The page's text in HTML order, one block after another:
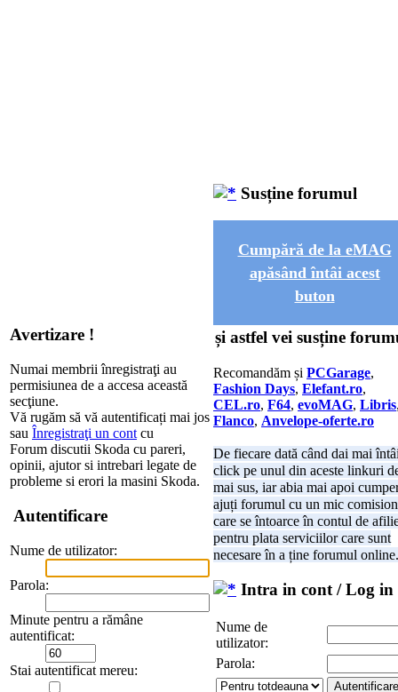
Avertizare !
Numai membrii înregistraţi au
permisiunea de a accesa această
secţiune.
Vă rugăm să vă autentificați mai jos
sau Înregistraţi un cont cu
Forum discutii Skoda cu pareri,
opinii, ajutor si intrebari legate de
probleme si erori la masini Skoda.
Autentificare
Nume de utilizator:
Parola:
Minute pentru a rămâne
autentificat:
Stai autentificat mereu:
Susține forumul
Cumpără de la eMAG
apăsând întâi acest
buton
și astfel vei susține
Recomandăm și PCGarage,
Fashion Days, Elefant.ro,
CEL.ro, F64, evoMAG, Libris
Flanco, Anvelope-oferte.ro
De fiecare dată când dai mai
click pe unul din aceste linkuri
mai sus, iar abia mai apoi
ajuți forumul cu un mic comision
care se întoarce în contul de
pentru plata serviciilor care sunt
necesare în a ține forumul online.
Intra in cont / Log in
Nume de
utilizator:
Parola: